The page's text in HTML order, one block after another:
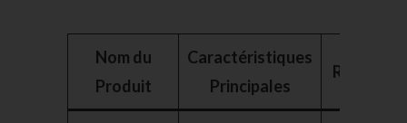
Nom du
Produit
Caractéristiques
Principales